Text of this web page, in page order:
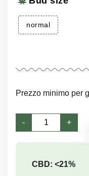
normal
Prezzo minimo per
-
quantité
de
Amnesia
+
CBD: <21%